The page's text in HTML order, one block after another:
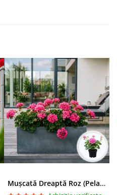
Mușcată Dreaptă Roz (Pelargonium Zonale)